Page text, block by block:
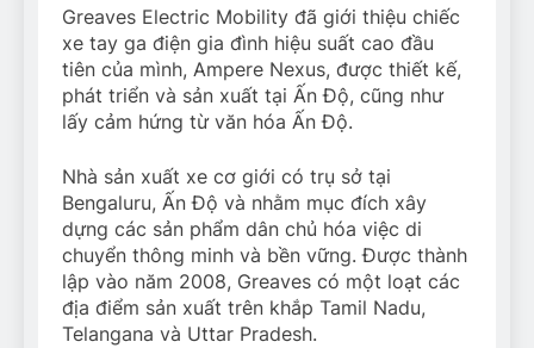
Greaves Electric Mobility đã giới thiệu chiếc
xe tay ga điện gia đình hiệu suất cao đầu
tiên của mình, Ampere Nexus, được thiết kế,
phát triển và sản xuất tại Ấn Độ, cũng như
lấy cảm hứng từ văn hóa Ấn Độ.
Nhà sản xuất xe cơ giới có trụ sở tại
Bengaluru, Ấn Độ và nhằm mục đích xây
dựng các sản phẩm dân chủ hóa việc di
chuyển thông minh và bền vững. Được thành
lập vào năm 2008, Greaves có một loạt các
địa điểm sản xuất trên khắp Tamil Nadu,
Telangana và Uttar Pradesh.